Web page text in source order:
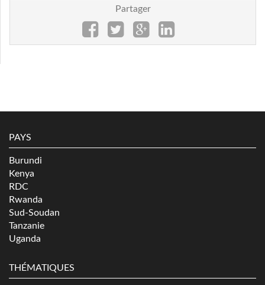
Partager
PAYS
Burundi
Kenya
RDC
Rwanda
Sud-Soudan
Tanzanie
Uganda
THÉMATIQUES